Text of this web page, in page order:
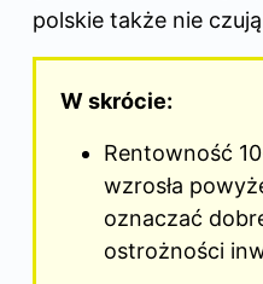
polskie także nie
W skrócie:
Rentowność
wzrosła
oznaczać
ostrożności